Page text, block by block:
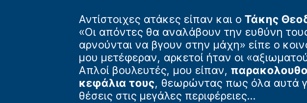
Αντίστοιχες ατάκες είπαν και ο Τάκης
«Οι απόντες θα αναλάβουν την ευθύνη
αρνούνται να βγουν στην μάχη» είπε ο
μου μετέφεραν, αρκετοί ήταν οι
Απλοί βουλευτές, μου είπαν,
κεφάλια τους, θεωρώντας πως όλα αυτά
θέσεις στις μεγάλες περιφέρειες…